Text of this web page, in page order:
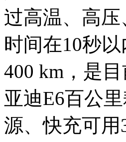
过高温、高
时间在10秒
400 km，是
亚迪E6百公
源、快充可用